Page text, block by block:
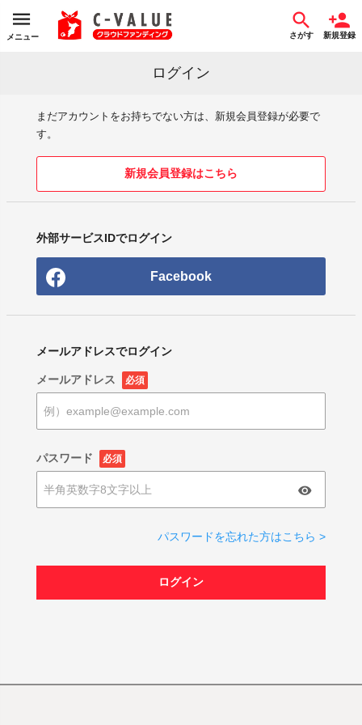
メニュー さがす 新規登録
ログイン
まだアカウントをお持ちでない方は、新規会員登録が必要で
す。
新規会員登録はこちら
外部サービスIDでログイン
Facebook
メールアドレスでログイン
メールアドレス 必須
パスワード 必須
パスワードを忘れた方はこちら >
ログイン